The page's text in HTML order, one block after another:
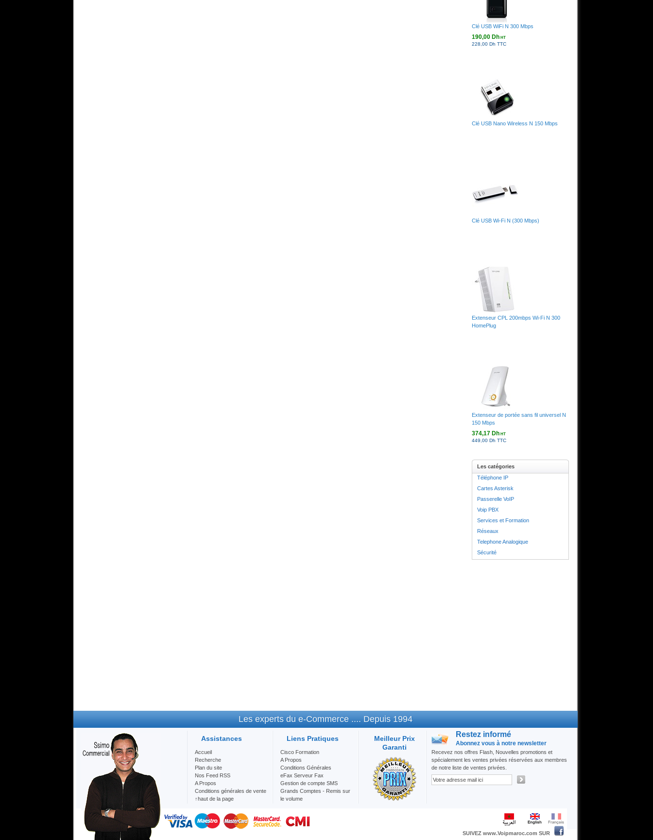
Clé USB WiFi N 300 Mbps
190,00 DhHT
228,00 Dh TTC
Clé USB Nano Wireless N 150 Mbps
Clé USB Wi-Fi N (300 Mbps)
Extenseur CPL 200mbps Wi-Fi N 300
HomePlug
Extenseur de portée sans fil universel N
150 Mbps
374,17 DhHT
449,00 Dh TTC
Les catégories
Téléphone IP
Cartes Asterisk
Passerelle VoIP
Voip PBX
Services et Formation
Réseaux
Telephone Analogique
Sécurité
Les experts du e-Commerce .... Depuis 1994
Assistances
Accueil
Recherche
Plan du site
Nos Feed RSS
A Propos
Conditions générales de vente
↑haut de la page
Liens Pratiques
Cisco Formation
A Propos
Conditions Générales
eFax Serveur Fax
Gestion de compte SMS
Grands Comptes - Remis sur
le volume
Question/Réponse
Meilleur Prix
Garanti
Restez informé
Abonnez vous à notre newsletter
Recevez nos offres Flash, Nouvelles promotions et
spécialement les ventes privées réservées aux membres
de notre liste de ventes privées.
SUIVEZ www.Voipmaroc.com SUR